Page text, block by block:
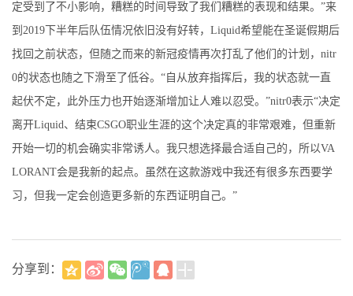
定受到了不小影响，糟糕的时间导致了我们糟糕的表现和结果。”来
到2019下半年后队伍情况依旧没有好转，Liquid希望能在圣诞假期后
找回之前状态，但随之而来的新冠疫情再次打乱了他们的计划，nitr
0的状态也随之下滑至了低谷。“自从放弃指挥后，我的状态就一直
起伏不定，此外压力也开始逐渐增加让人难以忍受。”nitr0表示“决定
离开Liquid、结束CSGO职业生涯的这个决定真的非常艰难，但重新
开始一切的机会确实非常诱人。我只想选择最合适自己的，所以VA
LORANT会是我新的起点。虽然在这款游戏中我还有很多东西要学
习，但我一定会创造更多新的东西证明自己。”
分享到：